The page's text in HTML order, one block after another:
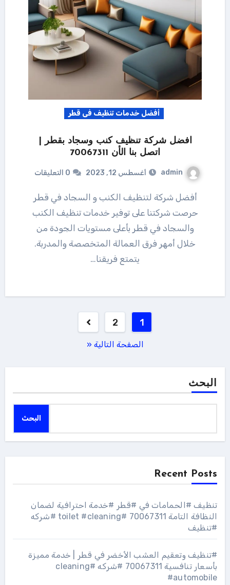
أفضل خدمات تنظيف فى قطر
افضل شركة تنظيف كنب وسجاد بقطر |
اتصل بنا الأن 70067311
admin أغسطس 12, 2023 0 التعليقات
أفضل شركة لتنظيف الكنب و السجاد في قطر
حرصت شركتنا على توفير خدمات تنظيف الكنب
والسجاد في قطر بأعلى مستويات الجودة من
خلال أمهر فرق العمالة المتخصصة والمدربة.
يتمتع فريقنا…
1
2
الصفحة التالية «
البحث
البحث
Recent Posts
تنظيف #الحمامات في #قطر #خدمة احترافية لضمان
النظافة التامة 70067311 #toilet #cleaning #شركه
#تنظيف
#تنظيف وتعقيم العشب الأخضر في قطر | خدمة مميزة
بأسعار تنافسية 70067311 #شركه #cleaning
#automobile